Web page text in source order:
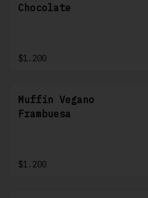
Chocolate
$1.200
Muffin Vegano
Frambuesa
$1.200